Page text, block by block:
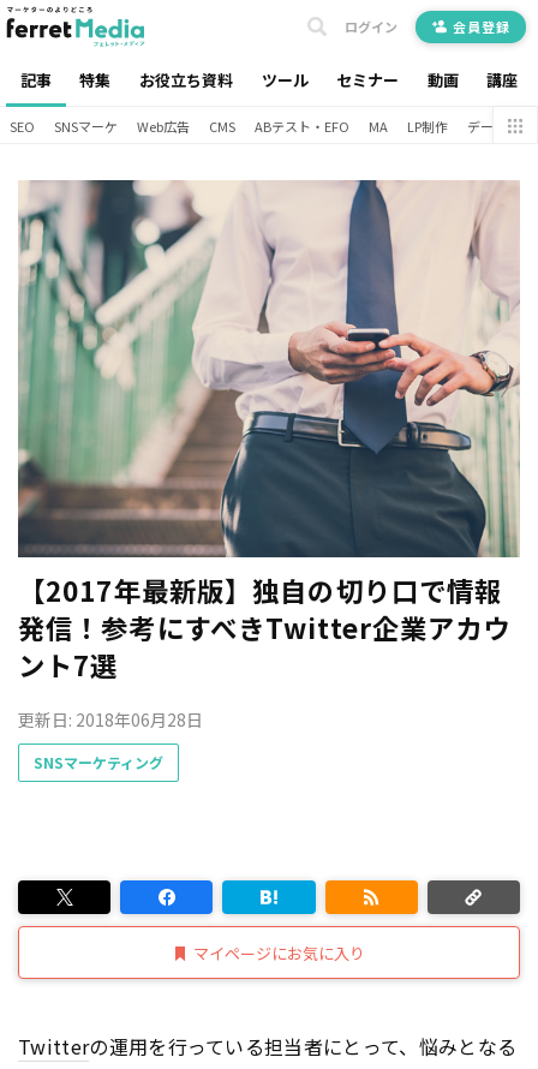
記事 特集 お役立ち資料 ツール セミナー 動画 講座
ログイン 会員登録
SEO SNSマーケ Web広告 CMS ABテスト・EFO MA LP制作 データ分析
【2017年最新版】独自の切り口で情報
発信！参考にすべきTwitter企業アカウ
ント7選
更新日: 2018年06月28日
SNSマーケティング
マイページにお気に入り
Twitterの運用を行っている担当者にとって、悩みとなる